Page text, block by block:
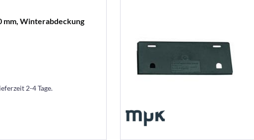
mm, Winterabdeckung
2-4 Tage.